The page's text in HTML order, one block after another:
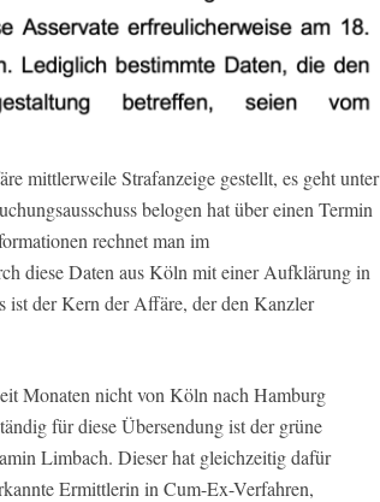
mittlerweile Strafanzeige gestellt, es geht unter
belogen hat über einen Termin
rechnet man im
diese Daten aus Köln mit einer Aufklärung in
ist der Kern der Affäre, der den Kanzler
Monaten nicht von Köln nach Hamburg
für diese Übersendung ist der grüne
Limbach. Dieser hat gleichzeitig dafür
Ermittlerin in Cum-Ex-Verfahren,